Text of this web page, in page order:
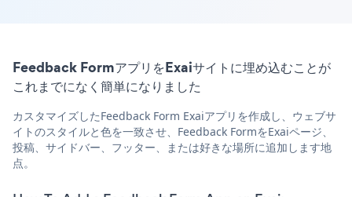
Feedback FormアプリをExaiサイトに埋め込むことが
これまでになく簡単になりました
カスタマイズしたFeedback Form Exaiアプリを作成し、ウェブサ
イトのスタイルと色を一致させ、Feedback FormをExaiページ、
投稿、サイドバー、フッター、または好きな場所に追加します地
点。